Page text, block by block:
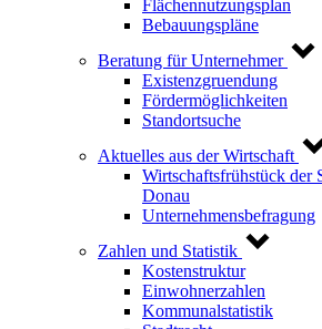
Flächennutzungsplan
Bebauungspläne
Beratung für Unternehmer
Existenzgruendung
Fördermöglichkeiten
Standortsuche
Aktuelles aus der Wirtschaft
Wirtschaftsfrühstück der
Donau
Unternehmensbefragung
Zahlen und Statistik
Kostenstruktur
Einwohnerzahlen
Kommunalstatistik